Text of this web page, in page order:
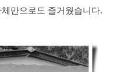
만으로도 즐거웠습니다.